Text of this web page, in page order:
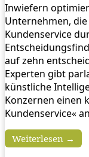
Inwiefern
Unternehmen,
Kundenservice
auf zehn
Experten gibt
künstliche
Konzernen einen
Kundenservice«
Weiterlesen →